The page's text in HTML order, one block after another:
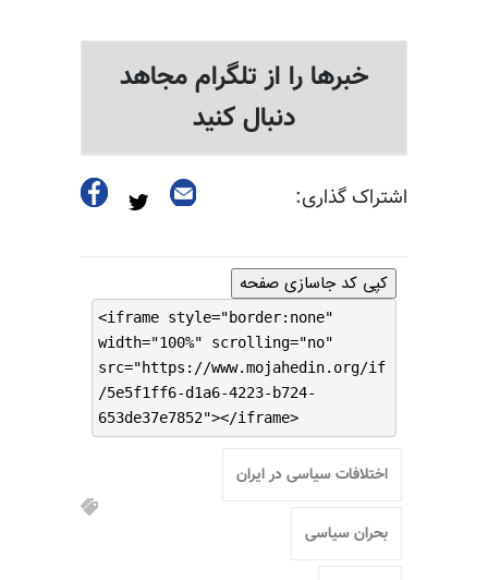
خبرها را از تلگرام مجاهد
دنبال کنید
اشتراک گذاری:
کپی کد جاسازی صفحه
<iframe style="border:none"
width="100%" scrolling="no"
src="https://www.mojahedin.org/if
/5e5f1ff6-d1a6-4223-b724-
653de37e7852"></iframe>
اختلافات سیاسی در ایران
بحران سیاسی